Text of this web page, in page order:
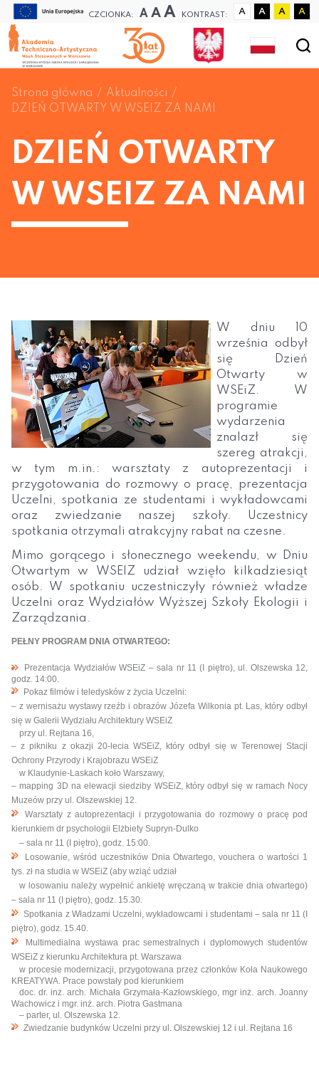
CZCIONKA: A A A KONTRAST: A A A A
Strona główna
Aktualności
DZIEŃ OTWARTY W WSEIZ ZA NAMI
DZIEŃ OTWARTY
W WSEIZ ZA NAMI
W dniu 10
września odbył
się Dzień
Otwarty w
WSEiZ. W
programie
wydarzenia
znalazł się
szereg atrakcji,
w tym m.in.: warsztaty z autoprezentacji i
przygotowania do rozmowy o pracę, prezentacja
Uczelni, spotkania ze studentami i wykładowcami
oraz zwiedzanie naszej szkoły. Uczestnicy
spotkania otrzymali atrakcyjny rabat na czesne.
Mimo gorącego i słonecznego weekendu, w Dniu
Otwartym w WSEIZ udział wzięło kilkadziesiąt
osób. W spotkaniu uczestniczyły również władze
Uczelni oraz Wydziałów Wyższej Szkoły Ekologii i
Zarządzania.
PEŁNY PROGRAM DNIA OTWARTEGO:
Prezentacja Wydziałów WSEiZ – sala nr 11 (I piętro), ul. Olszewska 12,
godz. 14:00.
Pokaz filmów i teledysków z życia Uczelni:
– z wernisażu wystawy rzeźb i obrazów Józefa Wilkonia pt. Las, który odbył
się w Galerii Wydziału Architektury WSEiZ
przy ul. Rejtana 16,
– z pikniku z okazji 20-lecia WSEiZ, który odbył się w Terenowej Stacji
Ochrony Przyrody i Krajobrazu WSEiZ
w Klaudynie-Laskach koło Warszawy,
– mapping 3D na elewacji siedziby WSEiZ, który odbył się w ramach Nocy
Muzeów przy ul. Olszewskiej 12.
Warsztaty z autoprezentacji i przygotowania do rozmowy o pracę pod
kierunkiem dr psychologii Elżbiety Supryn-Dulko
– sala nr 11 (I piętro), godz. 15:00.
Losowanie, wśród uczestników Dnia Otwartego, vouchera o wartości 1
tys. zł na studia w WSEiZ (aby wziąć udział
w losowaniu należy wypełnić ankietę wręczaną w trakcie dnia otwartego)
– sala nr 11 (I piętro), godz. 15.30.
Spotkania z Władzami Uczelni, wykładowcami i studentami – sala nr 11 (I
piętro), godz. 15.40.
Multimedialna wystawa prac semestralnych i dyplomowych studentów
WSEiZ z kierunku Architektura pt. Warszawa
w procesie modernizacji, przygotowana przez członków Koła Naukowego
KREATYWA. Prace powstały pod kierunkiem
doc. dr. inż. arch. Michała Grzymała-Kazłowskiego, mgr inż. arch. Joanny
Wachowicz i mgr. inż. arch. Piotra Gastmana
– parter, ul. Olszewska 12.
Zwiedzanie budynków Uczelni przy ul. Olszewskiej 12 i ul. Rejtana 16